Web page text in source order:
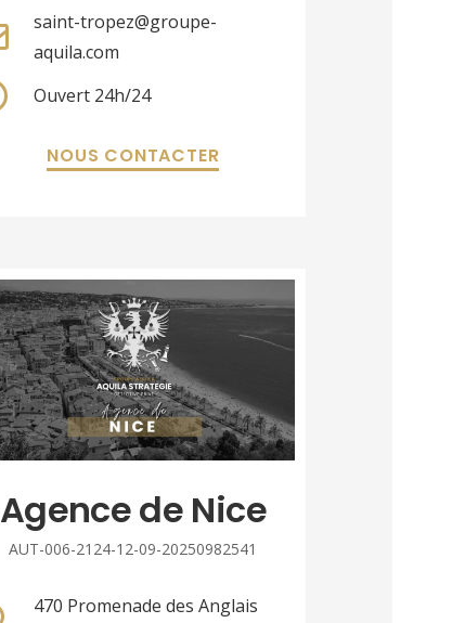
saint-tropez@groupe-
aquila.com
Ouvert 24h/24
NOUS CONTACTER
Agence de Nice
AUT-006-2124-12-09-20250982541
470 Promenade des Anglais